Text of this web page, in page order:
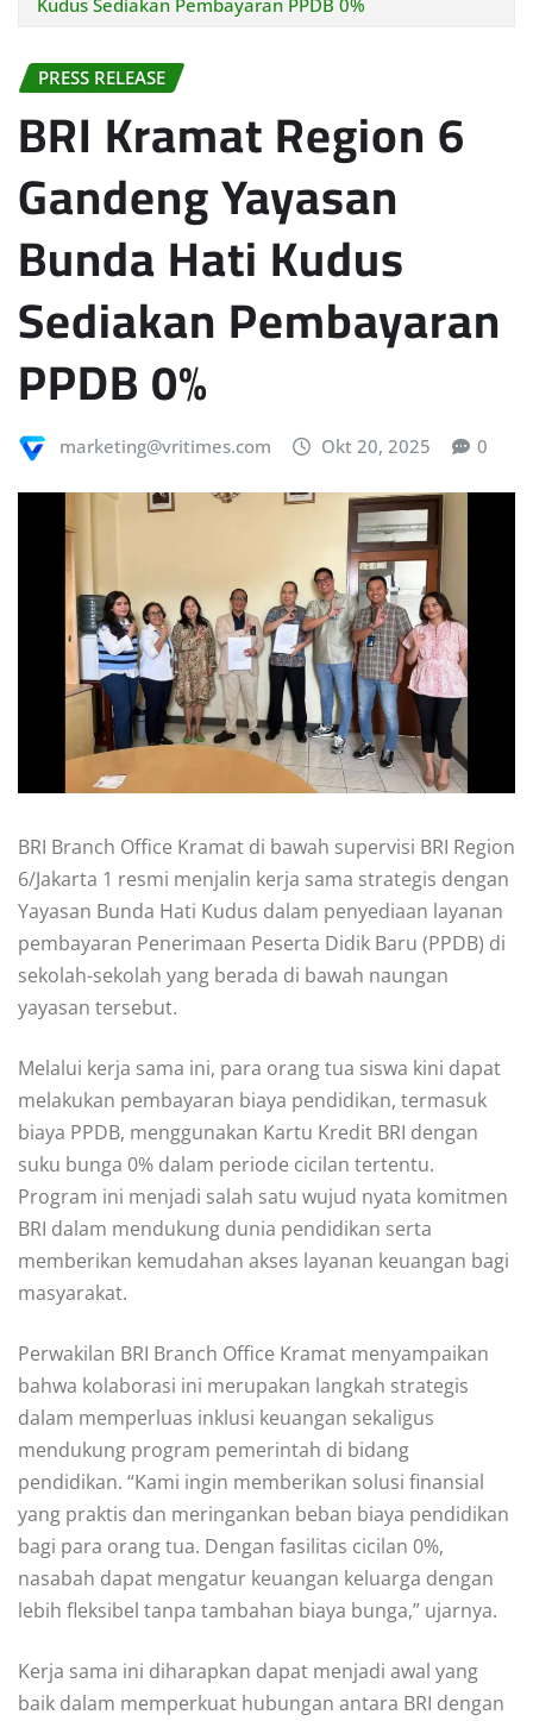
Kudus Sediakan Pembayaran PPDB 0%
PRESS RELEASE
BRI Kramat Region 6
Gandeng Yayasan
Bunda Hati Kudus
Sediakan Pembayaran
PPDB 0%
marketing@vritimes.com Okt 20, 2025 0
BRI Branch Office Kramat di bawah supervisi BRI Region
6/Jakarta 1 resmi menjalin kerja sama strategis dengan
Yayasan Bunda Hati Kudus dalam penyediaan layanan
pembayaran Penerimaan Peserta Didik Baru (PPDB) di
sekolah-sekolah yang berada di bawah naungan
yayasan tersebut.
Melalui kerja sama ini, para orang tua siswa kini dapat
melakukan pembayaran biaya pendidikan, termasuk
biaya PPDB, menggunakan Kartu Kredit BRI dengan
suku bunga 0% dalam periode cicilan tertentu.
Program ini menjadi salah satu wujud nyata komitmen
BRI dalam mendukung dunia pendidikan serta
memberikan kemudahan akses layanan keuangan bagi
masyarakat.
Perwakilan BRI Branch Office Kramat menyampaikan
bahwa kolaborasi ini merupakan langkah strategis
dalam memperluas inklusi keuangan sekaligus
mendukung program pemerintah di bidang
pendidikan. “Kami ingin memberikan solusi finansial
yang praktis dan meringankan beban biaya pendidikan
bagi para orang tua. Dengan fasilitas cicilan 0%,
nasabah dapat mengatur keuangan keluarga dengan
lebih fleksibel tanpa tambahan biaya bunga,” ujarnya.
Kerja sama ini diharapkan dapat menjadi awal yang
baik dalam memperkuat hubungan antara BRI dengan